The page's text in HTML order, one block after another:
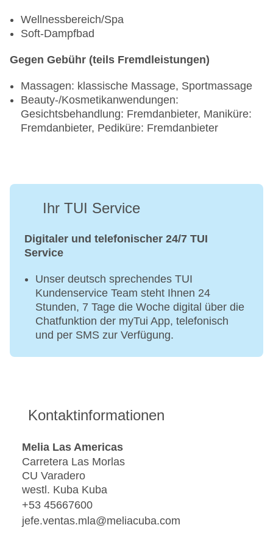
Wellnessbereich/Spa
Soft-Dampfbad
Gegen Gebühr (teils Fremdleistungen)
Massagen: klassische Massage, Sportmassage
Beauty-/Kosmetikanwendungen:
Gesichtsbehandlung: Fremdanbieter, Maniküre:
Fremdanbieter, Pediküre: Fremdanbieter
Ihr TUI Service
Digitaler und telefonischer 24/7 TUI
Service
Unser deutsch sprechendes TUI
Kundenservice Team steht Ihnen 24
Stunden, 7 Tage die Woche digital über die
Chatfunktion der myTui App, telefonisch
und per SMS zur Verfügung.
Kontaktinformationen
Melia Las Americas
Carretera Las Morlas
CU Varadero
westl. Kuba Kuba
+53 45667600
jefe.ventas.mla@meliacuba.com